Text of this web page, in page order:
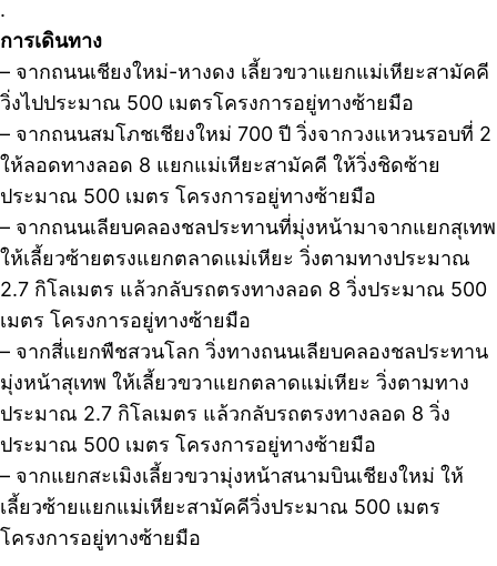
.
การเดินทาง
– จากถนนเชียงใหม่-หางดง เลี้ยวขวาแยกแม่เหียะสามัคคี
วิ่งไปประมาณ 500 เมตรโครงการอยู่ทางซ้ายมือ
– จากถนนสมโภชเชียงใหม่ 700 ปี วิ่งจากวงแหวนรอบที่ 2
ให้ลอดทางลอด 8 แยกแม่เหียะสามัคคี ให้วิ่งชิดซ้าย
ประมาณ 500 เมตร โครงการอยู่ทางซ้ายมือ
– จากถนนเลียบคลองชลประทานที่มุ่งหน้ามาจากแยกสุเทพ
ให้เลี้ยวซ้ายตรงแยกตลาดแม่เหียะ วิ่งตามทางประมาณ
2.7 กิโลเมตร แล้วกลับรถตรงทางลอด 8 วิ่งประมาณ 500
เมตร โครงการอยู่ทางซ้ายมือ
– จากสี่แยกพืชสวนโลก วิ่งทางถนนเลียบคลองชลประทาน
มุ่งหน้าสุเทพ ให้เลี้ยวขวาแยกตลาดแม่เหียะ วิ่งตามทาง
ประมาณ 2.7 กิโลเมตร แล้วกลับรถตรงทางลอด 8 วิ่ง
ประมาณ 500 เมตร โครงการอยู่ทางซ้ายมือ
– จากแยกสะเมิงเลี้ยวขวามุ่งหน้าสนามบินเชียงใหม่ ให้
เลี้ยวซ้ายแยกแม่เหียะสามัคคีวิ่งประมาณ 500 เมตร
โครงการอยู่ทางซ้ายมือ